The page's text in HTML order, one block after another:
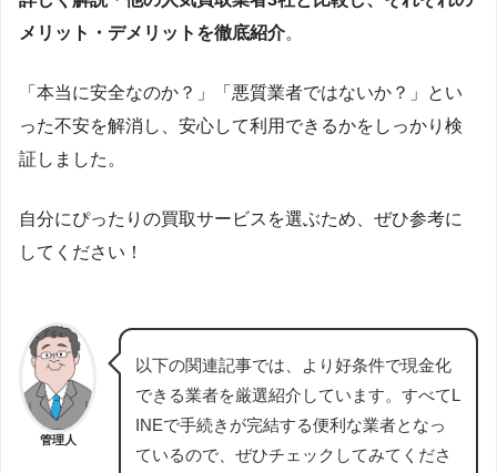
メリット・デメリットを徹底紹介。
「本当に安全なのか？」「悪質業者ではないか？」とい
った不安を解消し、安心して利用できるかをしっかり検
証しました。
自分にぴったりの買取サービスを選ぶため、ぜひ参考に
してください！
管理人
以下の関連記事では、より好条件で現金化
できる業者を厳選紹介しています。すべてL
INEで手続きが完結する便利な業者となっ
ているので、ぜひチェックしてみてくださ